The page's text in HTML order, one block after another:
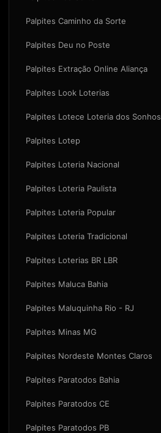
Palpites Caminho da Sorte
Palpites Deu no Poste
Palpites Extração Online Aliança
Palpites Look Loterias
Palpites Lotece Loteria dos Sonhos
Palpites Lotep
Palpites Loteria Nacional
Palpites Loteria Paulista
Palpites Loteria Popular
Palpites Loteria Tradicional
Palpites Loterias BR LBR
Palpites Maluca Bahia
Palpites Maluquinha Rio - RJ
Palpites Minas MG
Palpites Nordeste Montes Claros
Palpites Paratodos Bahia
Palpites Paratodos CE
Palpites Paratodos PB